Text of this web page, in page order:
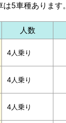
5車種あります。
人数
4人乗り
4人乗り
4人乗り